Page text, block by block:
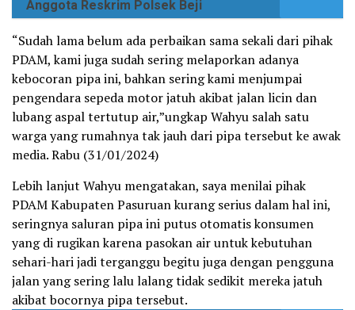
Anggota Reskrim Polsek Beji
“Sudah lama belum ada perbaikan sama sekali dari pihak
PDAM, kami juga sudah sering melaporkan adanya
kebocoran pipa ini, bahkan sering kami menjumpai
pengendara sepeda motor jatuh akibat jalan licin dan
lubang aspal tertutup air,”ungkap Wahyu salah satu
warga yang rumahnya tak jauh dari pipa tersebut ke awak
media. Rabu (31/01/2024)
Lebih lanjut Wahyu mengatakan, saya menilai pihak
PDAM Kabupaten Pasuruan kurang serius dalam hal ini,
seringnya saluran pipa ini putus otomatis konsumen
yang di rugikan karena pasokan air untuk kebutuhan
sehari-hari jadi terganggu begitu juga dengan pengguna
jalan yang sering lalu lalang tidak sedikit mereka jatuh
akibat bocornya pipa tersebut.